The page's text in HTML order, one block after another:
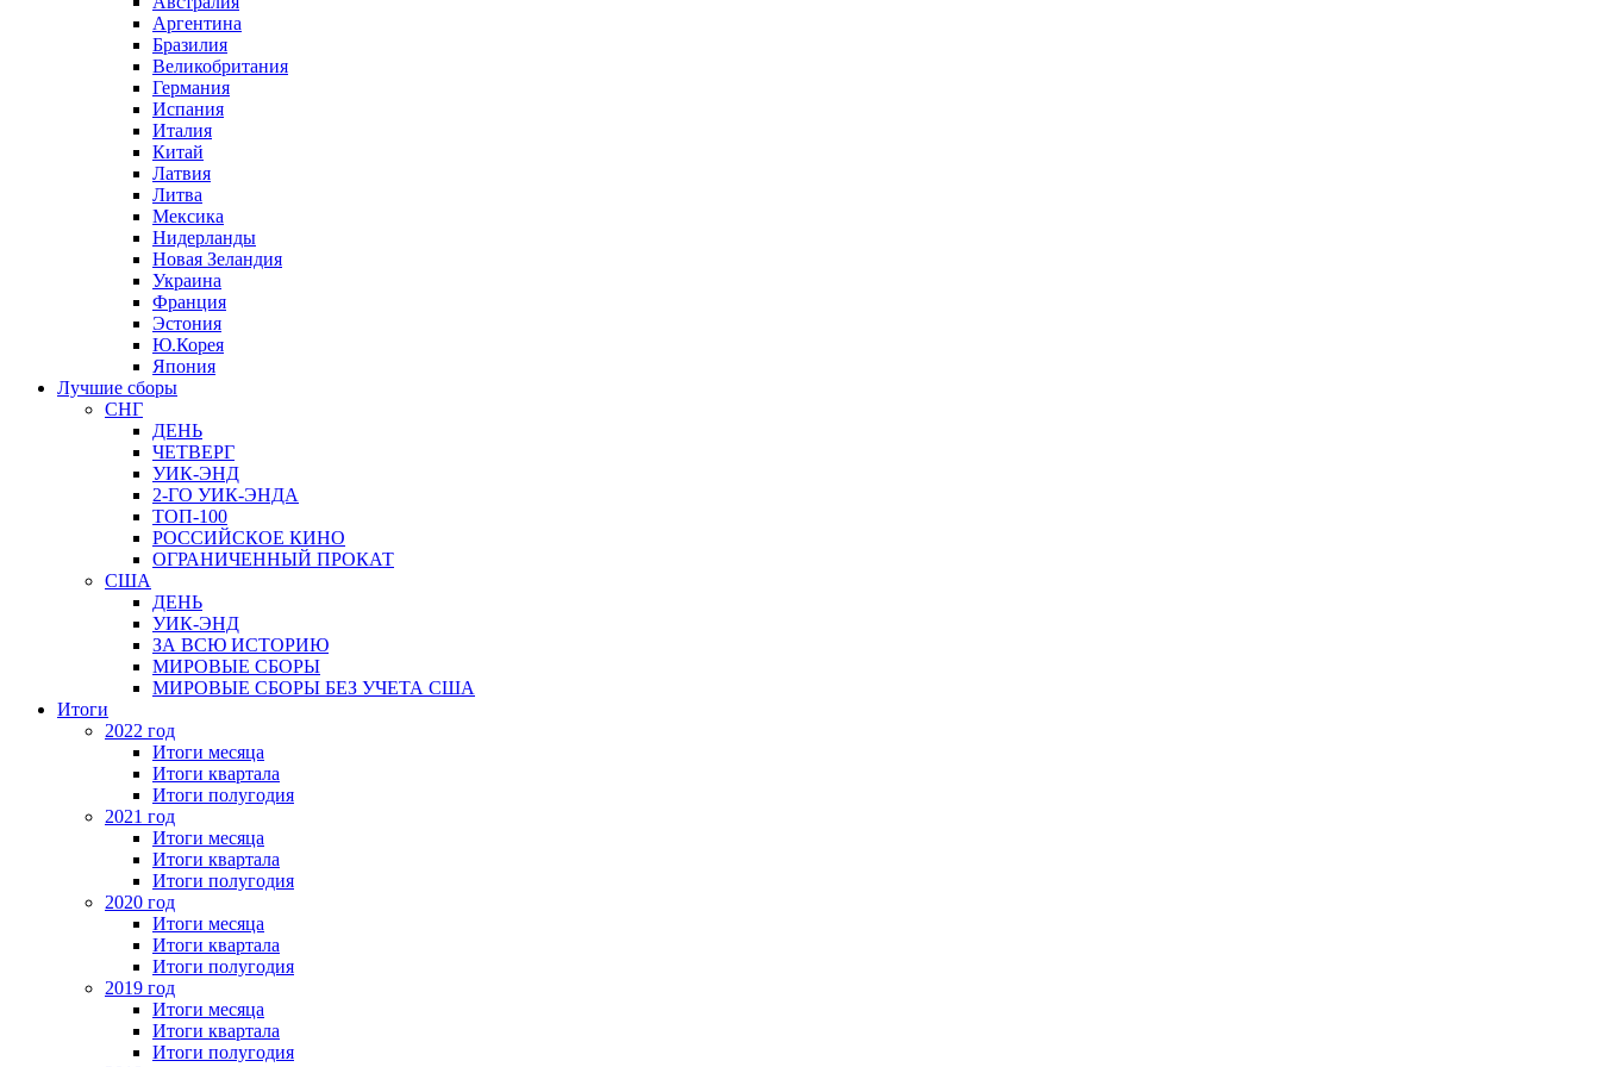
Аргентина
Бразилия
Великобритания
Германия
Испания
Италия
Китай
Латвия
Литва
Мексика
Нидерланды
Новая Зеландия
Украина
Франция
Эстония
Ю.Корея
Япония
Лучшие сборы
СНГ
ДЕНЬ
ЧЕТВЕРГ
УИК-ЭНД
2-ГО УИК-ЭНДА
ТОП-100
РОССИЙСКОЕ КИНО
ОГРАНИЧЕННЫЙ ПРОКАТ
США
ДЕНЬ
УИК-ЭНД
ЗА ВСЮ ИСТОРИЮ
МИРОВЫЕ СБОРЫ
МИРОВЫЕ СБОРЫ БЕЗ УЧЕТА США
Итоги
2022 год
Итоги месяца
Итоги квартала
Итоги полугодия
2021 год
Итоги месяца
Итоги квартала
Итоги полугодия
2020 год
Итоги месяца
Итоги квартала
Итоги полугодия
2019 год
Итоги месяца
Итоги квартала
Итоги полугодия